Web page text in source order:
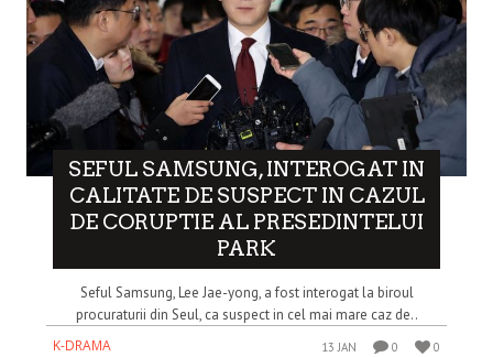
SEFUL SAMSUNG, INTEROGAT IN
CALITATE DE SUSPECT IN CAZUL
DE CORUPTIE AL PRESEDINTELUI
PARK
Seful Samsung, Lee Jae-yong, a fost interogat la biroul
procuraturii din Seul, ca suspect in cel mai mare caz de..
K-DRAMA
13 JAN 0 0